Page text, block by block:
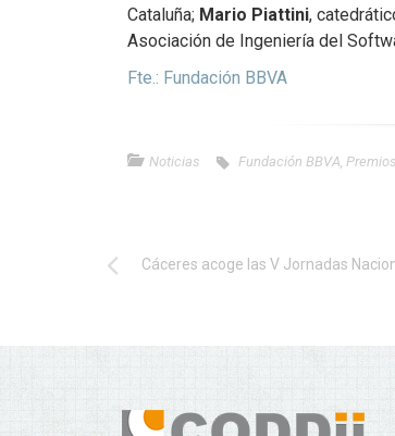
Cataluña; Mario Piattini,
Asociación de Ingeniería del
Fte.: Fundación BBVA
Noticias Fundación BBVA